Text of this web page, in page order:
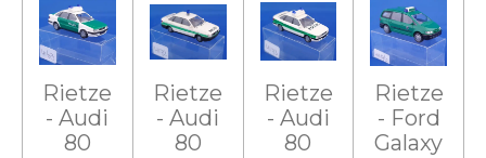
Rietze
- Audi
80
Rietze
- Audi
80
Rietze
- Audi
80
Rietze
- Ford
Galaxy